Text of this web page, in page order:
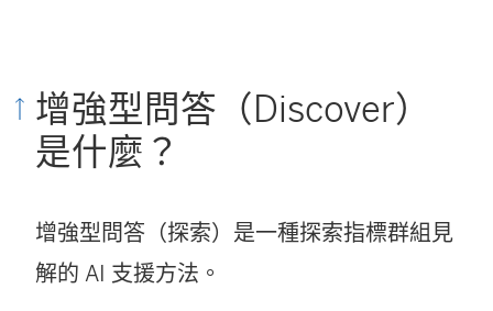
增強型問答（Discover）
是什麼？
增強型問答（探索）是一種探索指標群組見
解的 AI 支援方法。